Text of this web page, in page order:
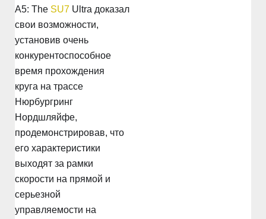
A5: The SU7 Ultra доказал
свои возможности,
установив очень
конкурентоспособное
время прохождения
круга на трассе
Нюрбургринг
Нордшляйфе,
продемонстрировав, что
его характеристики
выходят за рамки
скорости на прямой и
серьезной
управляемости на